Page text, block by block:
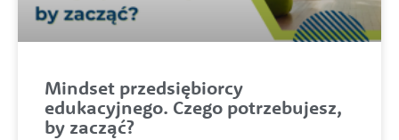
Mindset przedsiębiorcy
edukacyjnego. Czego potrzebujesz,
by zacząć?